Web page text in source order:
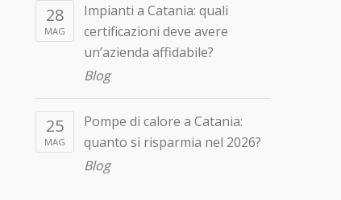
28
MAG
Impianti a Catania: quali
certificazioni deve avere
un’azienda affidabile?
Blog
25
MAG
Pompe di calore a Catania:
quanto si risparmia nel 2026?
Blog